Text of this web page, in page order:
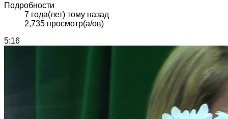
Подробности
7 года(лет) тому назад
2,735 просмотр(а/ов)
5:16